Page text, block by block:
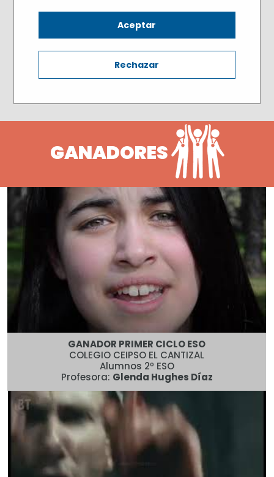
GANADORES
GANADOR PRIMER CICLO ESO
COLEGIO CEIPSO EL CANTIZAL
Alumnos 2º ESO
Profesora: Glenda Hughes Díaz
Aceptar
Rechazar